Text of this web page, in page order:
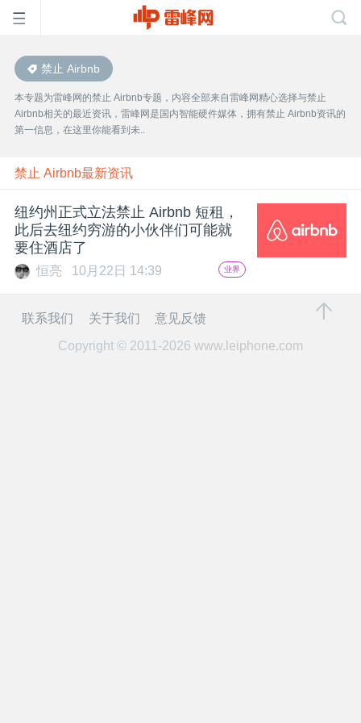
首
页
雷
峰
网
公
禁止 Airbnb
本专题为雷峰网的禁止 Airbnb专题，内容全部来自雷峰网精心选择与禁止
Airbnb相关的最近资讯，雷峰网是国内智能硬件媒体，拥有禁止 Airbnb资讯的
第一信息，在这里你能看到未..
禁止 Airbnb最新资讯
纽约州正式立法禁止 Airbnb 短租，
此后去纽约穷游的小伙伴们可能就
要住酒店了
恒亮 10月22日 14:39 业界
联系我们 关于我们
意见反馈
Copyright © 2011-2026 www.leiphone.com